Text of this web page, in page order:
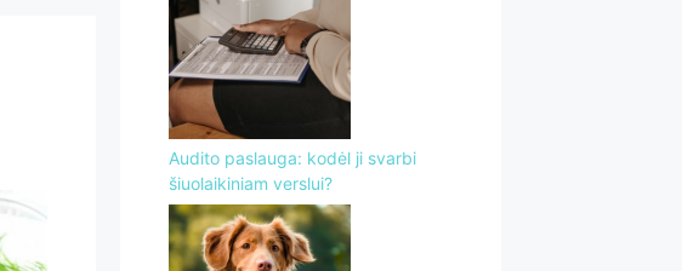
Audito paslauga: kodėl ji svarbi
šiuolaikiniam verslui?